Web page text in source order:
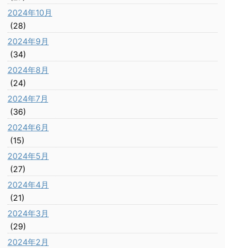
2024年10月
(28)
2024年9月
(34)
2024年8月
(24)
2024年7月
(36)
2024年6月
(15)
2024年5月
(27)
2024年4月
(21)
2024年3月
(29)
2024年2月